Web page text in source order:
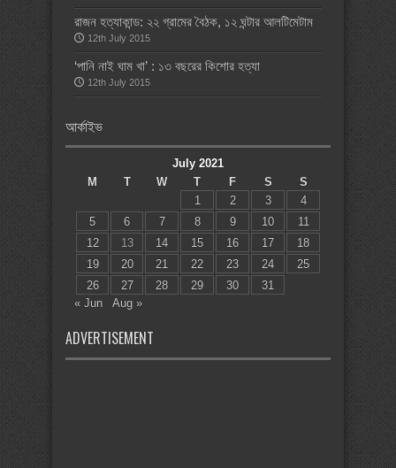
রাজন হত্যাকান্ড: ২২ গ্রামের বৈঠক, ১২ ঘন্টার আলটিমেটাম
12th July 2015
‘পানি নাই ঘাম খা’ : ১৩ বছরের কিশোর হত্যা
12th July 2015
আর্কাইভ
July 2021
M
T W T F S
S
1
2 3
4
5
6 7 8 9 10
11
12
13 14 15 16 17
18
19
20 21 22 23 24
25
26
27 28 29 30
31
« Jun
Aug »
ADVERTISEMENT